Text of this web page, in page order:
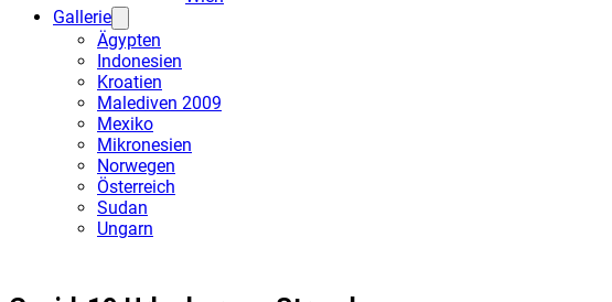
Gallerie
Ägypten
Indonesien
Kroatien
Malediven 2009
Mexiko
Mikronesien
Norwegen
Österreich
Sudan
Ungarn